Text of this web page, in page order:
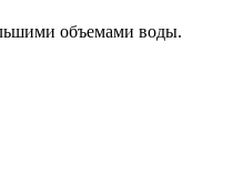
объемами воды.